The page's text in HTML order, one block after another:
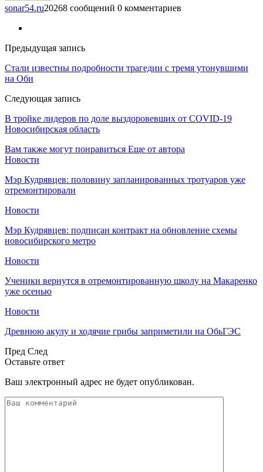
sonar54.ru20268 сообщений 0 комментариев
Предыдущая запись
Стали известны подробности трагедии с тремя утонувшими
на Оби
Следующая запись
В тройке лидеров по доле выздоровевших от COVID-19
Новосибирская область
Вам также могут понравиться Еще от автора
Новости
Мэр Кудрявцев: половину запланированных тротуаров уже
отремонтировали
Новости
Мэр Кудрявцев: подписан контракт на обновление схемы
новосибирского метро
Новости
Ученики вернутся в отремонтированную школу на Макаренко
уже осенью
Новости
Древнюю акулу и ходячие грибы заприметили на ОбьГЭС
Пред След
Оставьте ответ
Ваш электронный адрес не будет опубликован.